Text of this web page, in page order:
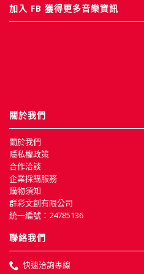
加入 FB 獲得更多音樂資訊
關於我們
關於我們
隱私權政策
合作洽談
企業採購服務
購物須知
群彩文創有限公司
統一編號：24785136
聯絡我們
快速洽詢專線